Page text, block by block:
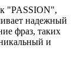
"PASSION",
надежный
фраз, таких
и